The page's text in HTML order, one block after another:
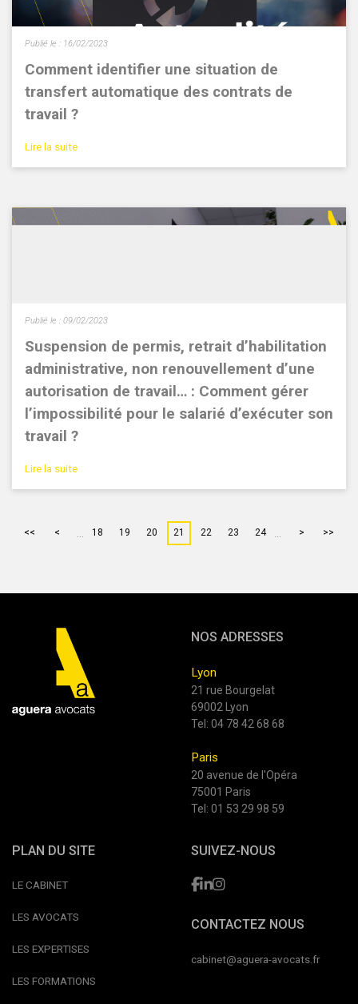
Comment identifier une situation de
transfert automatique des contrats de
travail ?
Publié le : 16/02/2023
Lire la suite
Suspension de permis, retrait d’habilitation
administrative, non renouvellement d’une
autorisation de travail… : Comment gérer
l’impossibilité pour le salarié d’exécuter son
travail ?
Publié le : 09/02/2023
Lire la suite
<< < 18 19 20 21 22 23 24 > >>
NOS ADRESSES
Lyon
21 rue Bourgelat
69002 Lyon
Tel: 04 78 42 68 68
Paris
20 avenue de l'Opéra
75001 Paris
Tel: 01 53 29 98 59
PLAN DU SITE
LE CABINET
LES AVOCATS
LES EXPERTISES
LES FORMATIONS
SUIVEZ-NOUS
CONTACTEZ NOUS
cabinet@aguera-avocats.fr